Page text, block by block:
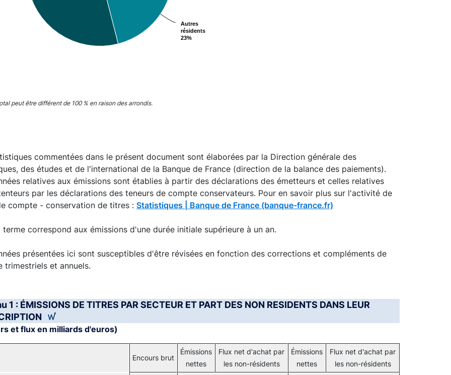
Autres
résidents
23%
Autres
résidents
23%
chart.
peut être différent de 100 % en raison des arrondis.
commentées dans le présent document sont élaborées par la Direction générale des
des études et de l'international de la Banque de France (direction de la balance des paiements).
relatives aux émissions sont établies à partir des déclarations des émetteurs et celles relatives
par les déclarations des teneurs de compte conservateurs. Pour en savoir plus sur l'activité de
compte - conservation de titres : Statistiques | Banque de France (banque-france.fr)
terme correspond aux émissions d'une durée initiale supérieure à un an.
présentées ici sont susceptibles d'être révisées en fonction des corrections et compléments de
trimestriels et annuels.
1 : ÉMISSIONS DE TITRES PAR SECTEUR ET PART DES NON RESIDENTS DANS LEUR
et flux en milliards d'euros)
Encours brut
Émissions
nettes
Flux net d'achat par
les non-résidents
Émissions
nettes
Flux net d'achat par
les non-résidents